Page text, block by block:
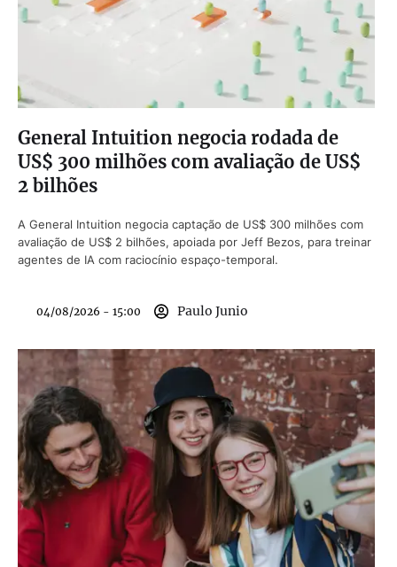
General Intuition negocia rodada de
US$ 300 milhões com avaliação de US$
2 bilhões
A General Intuition negocia captação de US$ 300 milhões com
avaliação de US$ 2 bilhões, apoiada por Jeff Bezos, para treinar
agentes de IA com raciocínio espaço-temporal.
04/08/2026 - 15:00 Paulo Junio